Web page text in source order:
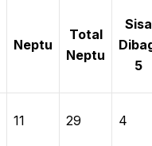
Neptu
Total
Neptu
Sisa
5
11 29 4